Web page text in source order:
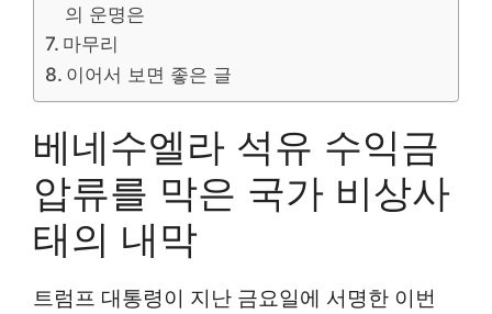
의 운명은
마무리
이어서 보면 좋은 글
베네수엘라 석유 수익금
압류를 막은 국가 비상사
태의 내막
트럼프 대통령이 지난 금요일에 서명한 이번